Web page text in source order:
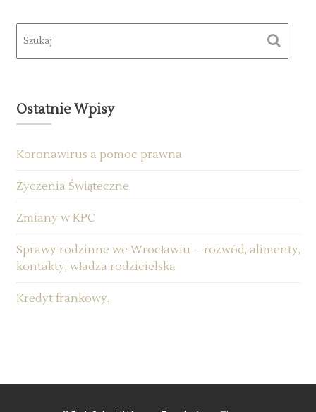
Ostatnie Wpisy
Koronawirus a pomoc prawna
Życzenia Świąteczne
Zmiany w KPC
Sprawy rodzinne we Wrocławiu – rozwód, alimenty,
kontakty, władza rodzicielska
Kredyt frankowy.